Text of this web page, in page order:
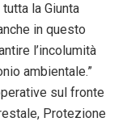
la Giunta
in questo
l’incolumità
ambientale.”
sul fronte
Protezione